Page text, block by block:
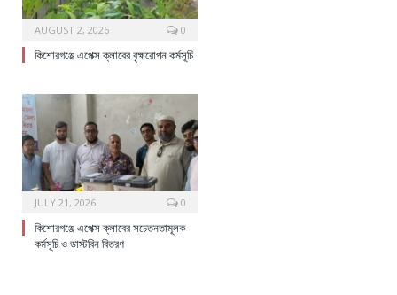
AUGUST 2, 2026 0
কিশোরগঞ্জে এপেক্স ক্লাবের বৃক্ষরোপন কর্মসূচি
JULY 21, 2026 0
কিশোরগঞ্জে এপেক্স ক্লাবের সচেতনতামূলক
কর্মসূচি ও ডাস্টবিন বিতরণ